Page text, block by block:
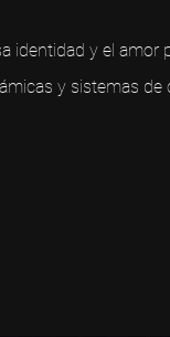
identidad y el
y sistemas